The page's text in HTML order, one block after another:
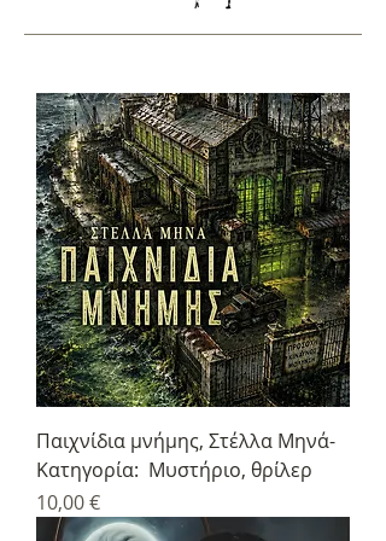
Παιχνίδια μνήμης, Στέλλα Μηνά-
Κατηγορία: Μυστήριο, θρίλερ
Τιμή
10,00 €